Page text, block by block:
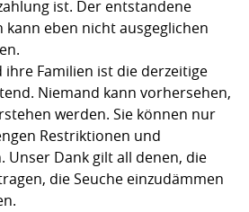
ist. Der entstandene
kann eben nicht ausgeglichen
ihre Familien ist die derzeitige
Niemand kann vorhersehen,
werden. Sie können nur
Restriktionen und
Unser Dank gilt all denen, die
die Seuche einzudämmen